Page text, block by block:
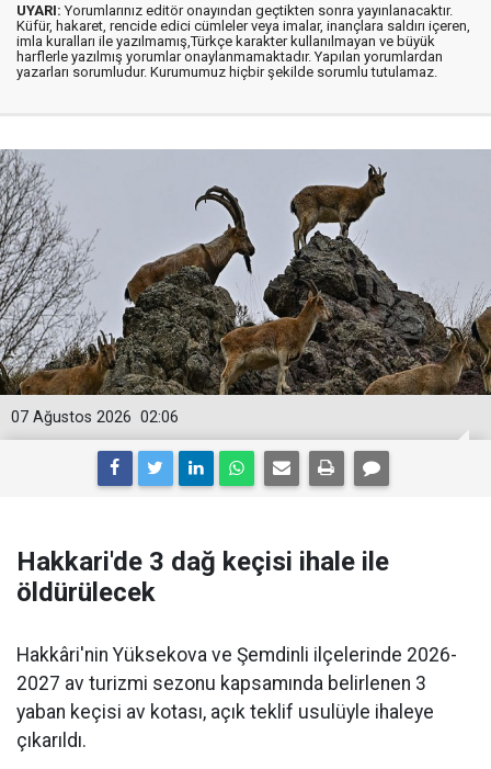
UYARI: Yorumlarınız editör onayından geçtikten sonra yayınlanacaktır.
Küfür, hakaret, rencide edici cümleler veya imalar, inançlara saldırı içeren,
imla kuralları ile yazılmamış,Türkçe karakter kullanılmayan ve büyük
harflerle yazılmış yorumlar onaylanmamaktadır. Yapılan yorumlardan
yazarları sorumludur. Kurumumuz hiçbir şekilde sorumlu tutulamaz.
02:06
07 Ağustos 2026
Hakkari'de 3 dağ keçisi ihale ile
öldürülecek
Hakkâri'nin Yüksekova ve Şemdinli ilçelerinde 2026-
2027 av turizmi sezonu kapsamında belirlenen 3
yaban keçisi av kotası, açık teklif usulüyle ihaleye
çıkarıldı.